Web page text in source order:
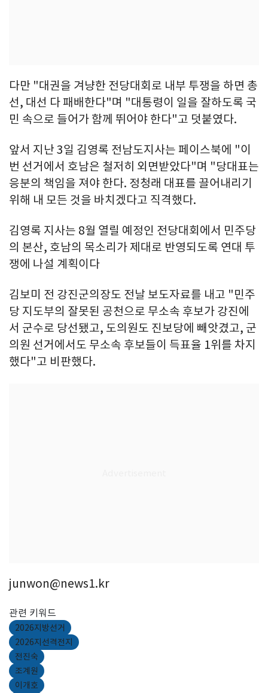
다만 "대권을 겨냥한 전당대회로 내부 투쟁을 하면 총
선, 대선 다 패배한다"며 "대통령이 일을 잘하도록 국
민 속으로 들어가 함께 뛰어야 한다"고 덧붙였다.
앞서 지난 3일 김영록 전남도지사는 페이스북에 "이
번 선거에서 호남은 철저히 외면받았다"며 "당대표는
응분의 책임을 져야 한다. 정청래 대표를 끌어내리기
위해 내 모든 것을 바치겠다고 직격했다.
김영록 지사는 8월 열릴 예정인 전당대회에서 민주당
의 본산, 호남의 목소리가 제대로 반영되도록 연대 투
쟁에 나설 계획이다
김보미 전 강진군의장도 전날 보도자료를 내고 "민주
당 지도부의 잘못된 공천으로 무소속 후보가 강진에
서 군수로 당선됐고, 도의원도 진보당에 빼앗겼고, 군
의원 선거에서도 무소속 후보들이 득표율 1위를 차지
했다"고 비판했다.
junwon@news1.kr
관련 키워드
2026지방선거
2026지선격전지
전진숙
조계원
이개호